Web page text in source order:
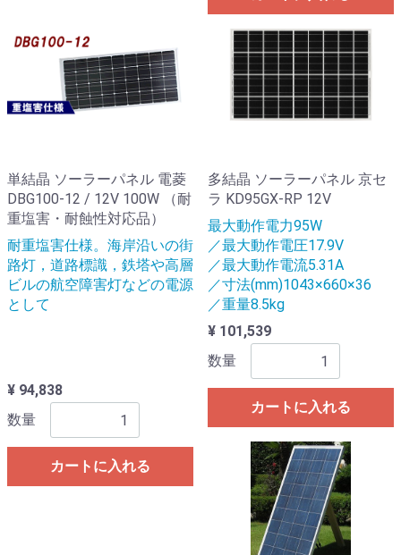
単結晶 ソーラーパネル 電菱
DBG100-12 / 12V 100W （耐
重塩害・耐蝕性対応品）
耐重塩害仕様。海岸沿いの街
路灯，道路標識，鉄塔や高層
ビルの航空障害灯などの電源
として
¥ 94,838
数量
カートに入れる
多結晶 ソーラーパネル 京セ
ラ KD95GX-RP 12V
最大動作電力95W
／最大動作電圧17.9V
／最大動作電流5.31A
／寸法(mm)1043×660×36
／重量8.5kg
¥ 101,539
数量
カートに入れる